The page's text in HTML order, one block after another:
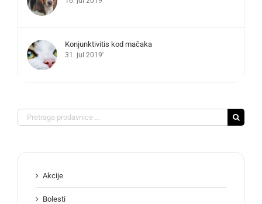
Konjunktivitis kod mačaka
31. jul 2019'
Search
for:
Akcije
Bolesti